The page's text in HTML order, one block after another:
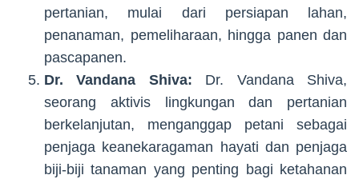
pertanian, mulai dari persiapan lahan,
penanaman, pemeliharaan, hingga panen dan
pascapanen.
Dr. Vandana Shiva: Dr. Vandana Shiva,
seorang aktivis lingkungan dan pertanian
berkelanjutan, menganggap petani sebagai
penjaga keanekaragaman hayati dan penjaga
biji-biji tanaman yang penting bagi ketahanan